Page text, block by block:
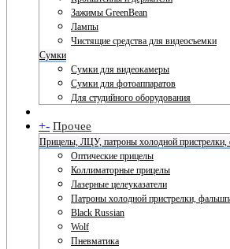
Зажимы GreenBean
Лампы
Чистящие средства для видеосъемки
Сумки
Сумки для видеокамеры
Сумки для фотоаппаратов
Для студийного оборудования
+- Прочее
Прицелы, ЛЦУ, патроны холодной
Оптические прицелы
Коллиматорные прицелы
Лазерные целеуказатели
Патроны холодной пристрелки,
Black Russian
Wolf
Пневматика